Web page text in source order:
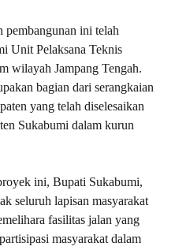
pembangunan ini telah
Unit Pelaksana Teknis
wilayah Jampang Tengah.
bagian dari serangkaian
yang telah diselesaikan
Sukabumi dalam kurun
ini, Bupati Sukabumi,
seluruh lapisan masyarakat
fasilitas jalan yang
masyarakat dalam